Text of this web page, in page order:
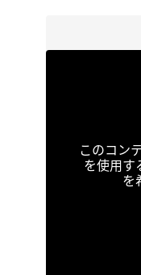
このコン
を使用す
を